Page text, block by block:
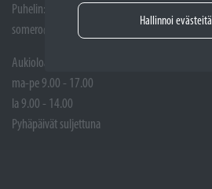
Hallinnoi evästeitä
Puhelin: (02) 748 9300
somero@sporttikone.fi
Aukioloajat
ma-pe 9.00 - 17.00
la 9.00 - 14.00
Pyhäpäivät suljettuna